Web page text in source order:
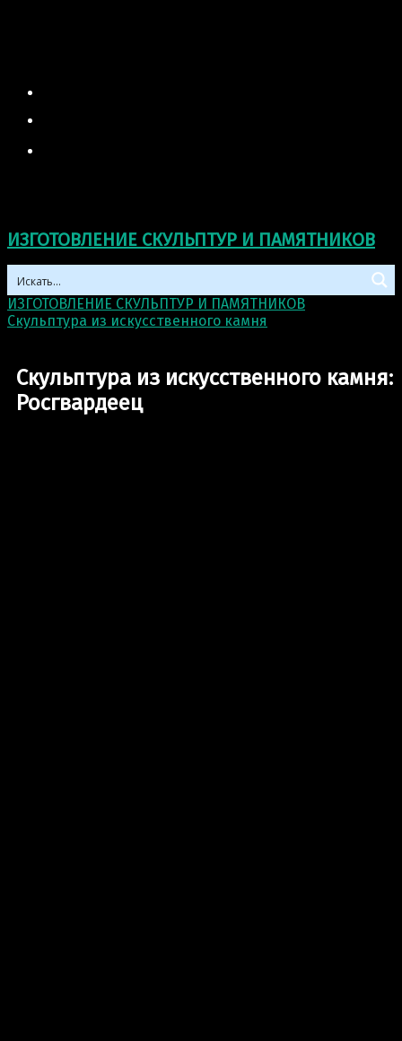
ИЗГОТОВЛЕНИЕ СКУЛЬПТУР И ПАМЯТНИКОВ
ИЗГОТОВЛЕНИЕ СКУЛЬПТУР И ПАМЯТНИКОВ
Скульптура из искусственного камня
Скульптура из искусственного камня:
Росгвардеец